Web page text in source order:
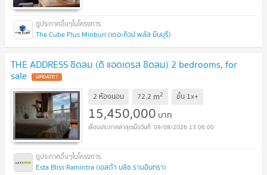
The Cube Plus Minburi (เดอะคิวบ์ พลัส มีนบุรี)
THE ADDRESS ชิดลม (ดิ แอดเดรส ชิดลม) 2 bedrooms, for
sale UPDATE !
2 ห้องนอน 72.2 m2 ชั้น 1x+
15,450,000 บาท
09/08/2026 13:06:00
Esta Bliss Ramintra (เอสต้า บลิซ รามอินทรา)